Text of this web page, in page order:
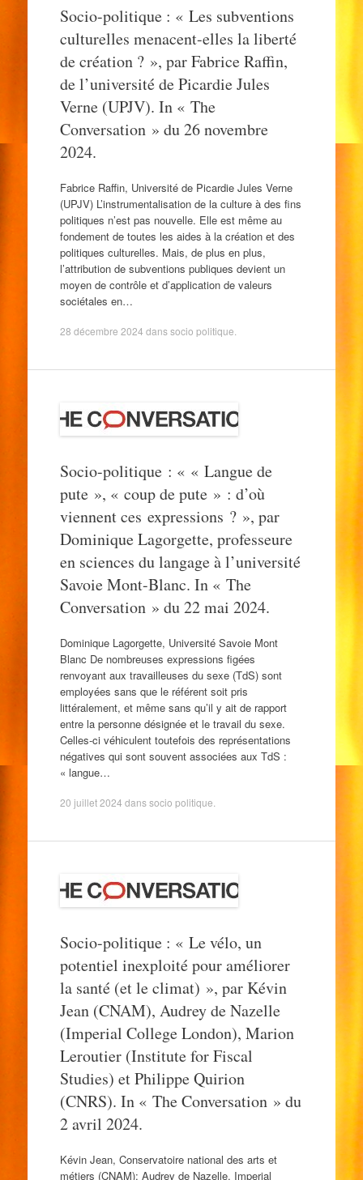
Socio-politique : « Les subventions
culturelles menacent-elles la liberté
de création ? », par Fabrice Raffin,
de l’université de Picardie Jules
Verne (UPJV). In « The
Conversation » du 26 novembre
2024.
Fabrice Raffin, Université de Picardie Jules Verne
(UPJV) L’instrumentalisation de la culture à des fins
politiques n’est pas nouvelle. Elle est même au
fondement de toutes les aides à la création et des
politiques culturelles. Mais, de plus en plus,
l’attribution de subventions publiques devient un
moyen de contrôle et d’application de valeurs
sociétales en…
28 décembre 2024 danssocio politique
Socio-politique : « « Langue de
pute », « coup de pute » : d’où
viennent ces expressions ? », par
Dominique Lagorgette, professeure
en sciences du langage à l’université
Savoie Mont-Blanc. In « The
Conversation » du 22 mai 2024.
Dominique Lagorgette, Université Savoie Mont
Blanc De nombreuses expressions figées
renvoyant aux travailleuses du sexe (TdS) sont
employées sans que le référent soit pris
littéralement, et même sans qu’il y ait de rapport
entre la personne désignée et le travail du sexe.
Celles‑ci véhiculent toutefois des représentations
négatives qui sont souvent associées aux TdS :
« langue…
20 juillet 2024 danssocio politique
Socio-politique : « Le vélo, un
potentiel inexploité pour améliorer
la santé (et le climat) », par Kévin
Jean (CNAM), Audrey de Nazelle
(Imperial College London), Marion
Leroutier (Institute for Fiscal
Studies) et Philippe Quirion
(CNRS). In « The Conversation » du
2 avril 2024.
Kévin Jean, Conservatoire national des arts et
métiers (CNAM); Audrey de Nazelle, Imperial